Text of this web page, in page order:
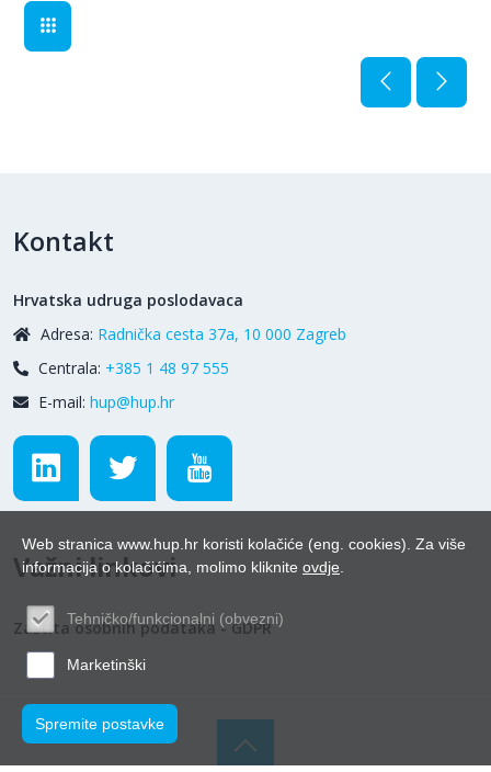
Kontakt
Hrvatska udruga poslodavaca
Adresa: Radnička cesta 37a, 10 000 Zagreb
Centrala: +385 1 48 97 555
E-mail: hup@hup.hr
Važni linkovi
Zaštita osobnih podataka - GDPR
Web stranica www.hup.hr koristi kolačiće (eng. cookies). Za više
informacija o kolačićima, molimo kliknite ovdje
Tehničko/funkcionalni (obvezni)
Marketinški
Spremite postavke